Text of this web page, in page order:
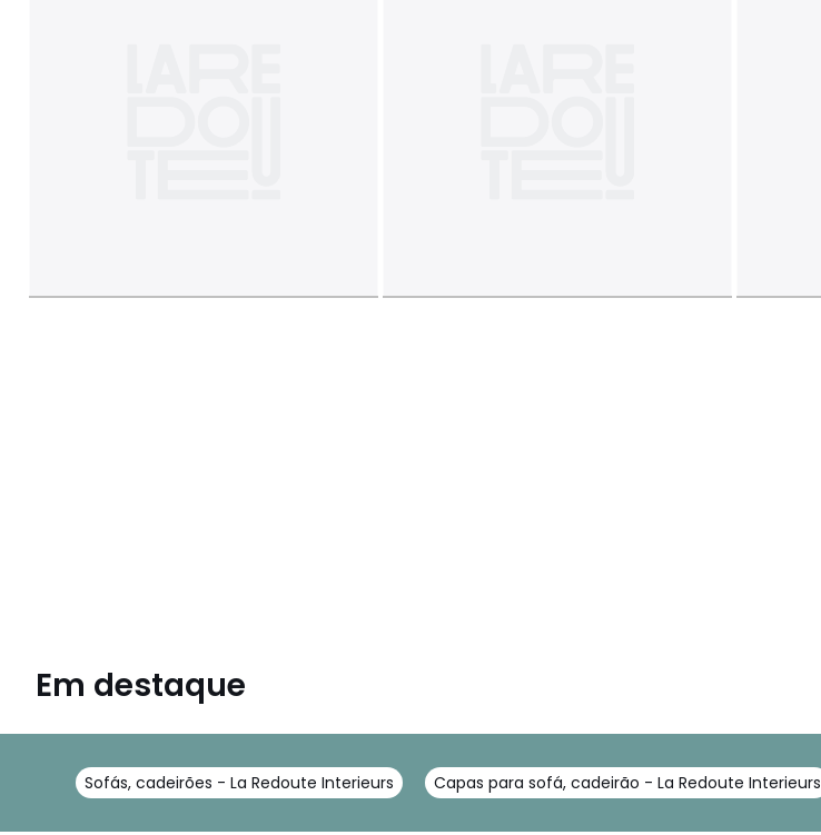
Em destaque
Sofás, cadeirões - La Redoute Interieurs Capas para sofá, cadeirão - La Redoute Interieurs